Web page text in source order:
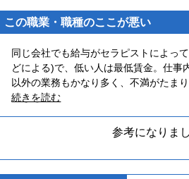
この職業・職種のここが悪い
同じ会社でも給与がセラピストによっ
どによる)で、低い人は最低賃金。仕事
以外の業務もかなり多く、不満がたま
続きを読む
参考になりま